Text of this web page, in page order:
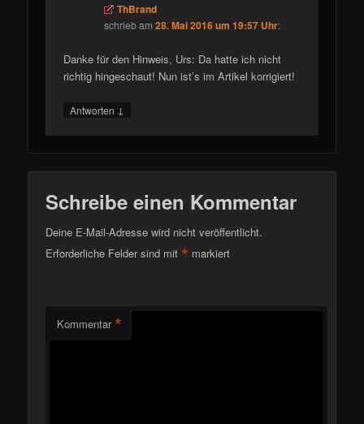
ThBrand
schriebam28. Mai 2016 um 19:57 Uhr:
Danke für den Hinweis, Urs: Da hatte ich nicht
richtig hingeschaut! Nun ist’s im Artikel korrigiert!
Antworten ↓
Schreibe einen Kommentar
Deine E-Mail-Adresse wird nicht veröffentlicht.
Erforderliche Felder sind mit* markiert
Kommentar *